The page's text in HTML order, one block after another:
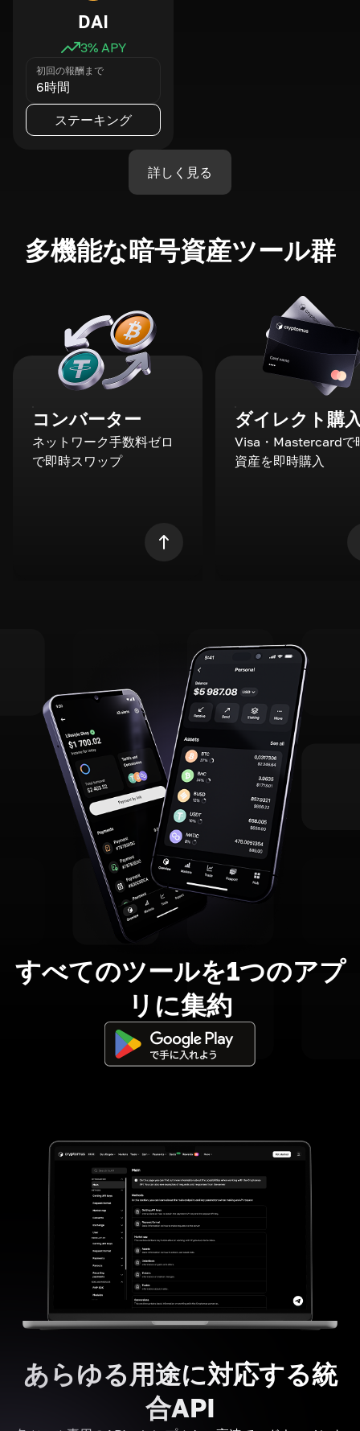
DAI
3% APY
初回の報酬まで
6時間
ステーキング
詳しく見る
多機能な暗号資産ツール群
コンバーター
ネットワーク手数料ゼロ
で即時スワップ
ダイレクト購
Visa・Mastercardで
資産を即時購入
すべてのツールを1つのアプ
リに集約
あらゆる用途に対応する統
合API